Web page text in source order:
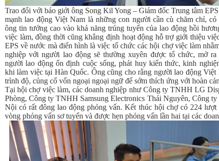
Trao đổi với báo giới ông Song Kil Yong – Giám đốc Trung tâm
mạnh lao động Việt Nam là những con người cần cù chăm chỉ,
ông tin tưởng cao vào khả năng trúng tuyển của lao động hồi
việc làm, đồng thời cũng khẳng định hoạt động hỗ trợ giới thiệu
EPS về nước mà điển hình là việc tổ chức các hội chợ việc làm
nghiệp với người lao động sẽ thường xuyên được tổ chức, mở
người lao động ổn định cuộc sống, phát huy kiến thức, kinh
khi làm việc tại Hàn Quốc. Ông cũng cho rằng người lao động Việt
trình độ, củng cố vốn ngoại ngoại ngữ để sớm thích ứng với hoàn
Tại hội chợ việc làm, các doanh nghiệp như Công ty TNHH LG
Phòng, Công ty TNHH Samsung Electronics Thái Nguyên, Công
Nội có rất đông lao động phỏng vấn. Kết thúc hội chợ có 224 lượt
vòng phỏng vấn sơ tuyển và được hẹn phỏng vấn lần hai tại các